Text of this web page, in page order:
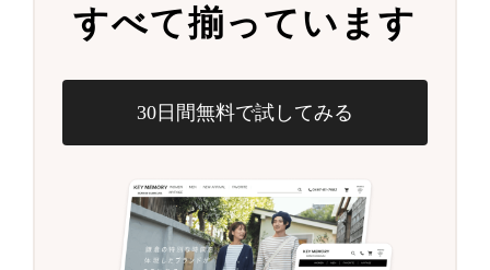
すべて揃っています
30日間無料で試してみる